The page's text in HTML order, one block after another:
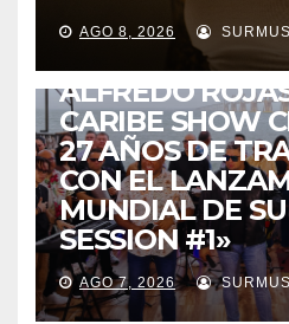
AGO 8, 2026
ENTRETENIMIENTO GUARACHA
ZULIA
ALFREDO
CARIBE SHOW
27 AÑOS DE
CON EL
MUNDIAL DE
SESSION #1»
AGO 7, 2026